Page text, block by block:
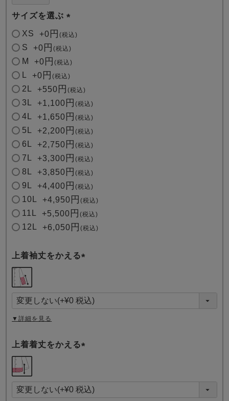
サイズを選ぶ
(
)
XS +0 税込
S +0 税込
M +0 税込
+0 税込
2L +550 税込
3L +1,100 税込
4L +1,650 税込
5L +2,200 税込
6L +2,750 税込
7L +3,300 税込
8L +3,850 税込
9L +4,400 税込
10L +4,950 税込
11L +5,500 税込
12L +6,050 税込
上着袖丈をかえる
須
)
▼詳細を見る
上着着丈をかえる
須
)